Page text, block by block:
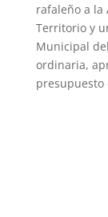
rafaleño a la
Territorio y
Municipal
ordinaria,
presupuesto